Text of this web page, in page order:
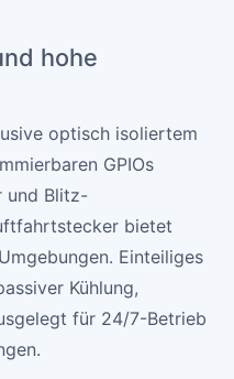
hohe
optisch isoliertem
GPIOs
und Blitz-
bietet
Einteiliges
Kühlung,
für 24/7-Betrieb